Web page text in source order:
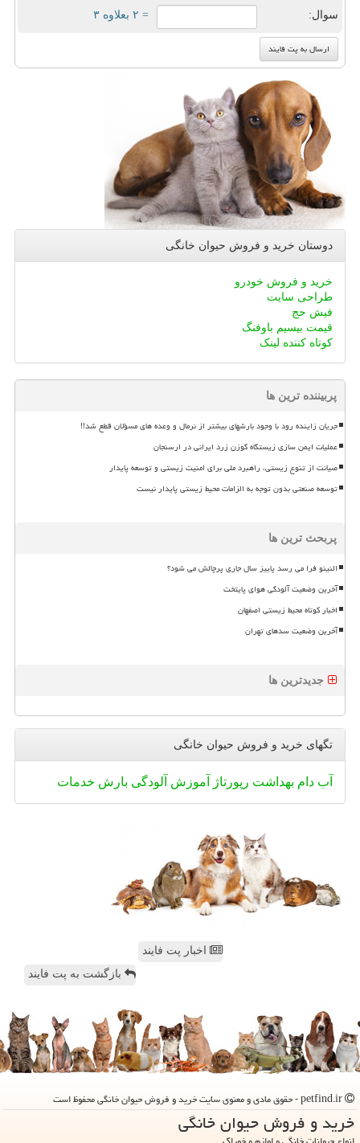
سوال: = ۲ بعلاوه ۳
دوستان خرید و فروش حیوان خانگی
خرید و فروش خودرو
طراحی سایت
فیش حج
قیمت بیسیم باوفنگ
کوتاه کننده لینک
پربیننده ترین ها
جریان زاینده رود با وجود بارشهای بیشتر از نرمال و وعده های مسؤلان قطع شد!!
عملیات ایمن سازی زیستگاه گوزن زرد ایرانی در ارسنجان
صیانت از تنوع زیستی، راهبرد ملی برای امنیت زیستی و توسعه پایدار
توسعه صنعتی بدون توجه به الزامات محیط زیستی پایدار نیست
پربحث ترین ها
النینو فرا می رسد پاییز سال جاری پرچالش می شود؟
آخرین وضعیت آلودگی هوای پایتخت
اخبار کوتاه محیط زیستی اصفهان
آخرین وضعیت سدهای تهران
جدیدترین ها
تگهای خرید و فروش حیوان خانگی
آب دام بهداشت رپورتاژ آموزش آلودگی بارش خدمات
اخبار پت فایند
بازگشت به پت فایند
خرید و فروش حیوان خانگی